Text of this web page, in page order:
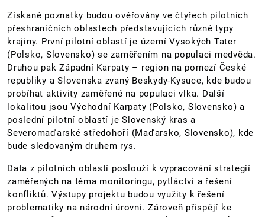
Získané poznatky budou ověřovány ve čtyřech pilotních
přeshraničních oblastech představujících různé typy
krajiny. První pilotní oblastí je území Vysokých Tater
(Polsko, Slovensko) se zaměřením na populaci medvěda.
Druhou pak Západní Karpaty – region na pomezí České
republiky a Slovenska zvaný Beskydy-Kysuce, kde budou
probíhat aktivity zaměřené na populaci vlka. Další
lokalitou jsou Východní Karpaty (Polsko, Slovensko) a
poslední pilotní oblastí je Slovenský kras a
Severomaďarské středohoří (Maďarsko, Slovensko), kde
bude sledovaným druhem rys.
Data z pilotních oblastí poslouží k vypracování strategií
zaměřených na téma monitoringu, pytláctví a řešení
konfliktů. Výstupy projektu budou využity k řešení
problematiky na národní úrovni. Zároveň přispějí ke